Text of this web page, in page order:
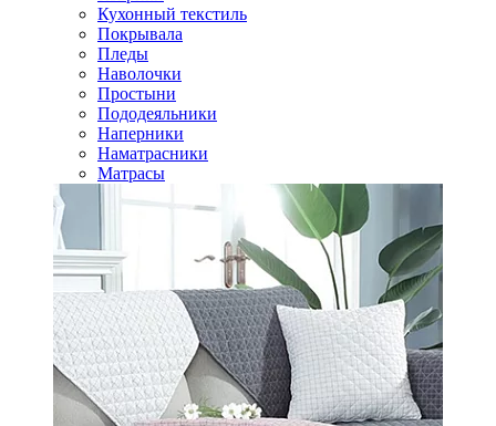
Кухонный текстиль
Покрывала
Пледы
Наволочки
Простыни
Пододеяльники
Наперники
Наматрасники
Матрасы